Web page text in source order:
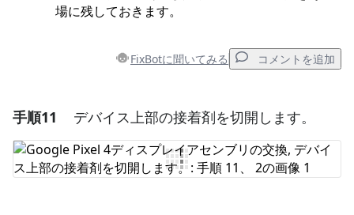
場に残しておきます。
FixBotに聞いてみる コメントを追加
コメントを追加
コメントを追加
手順11 デバイス上部の接着剤を切開します。